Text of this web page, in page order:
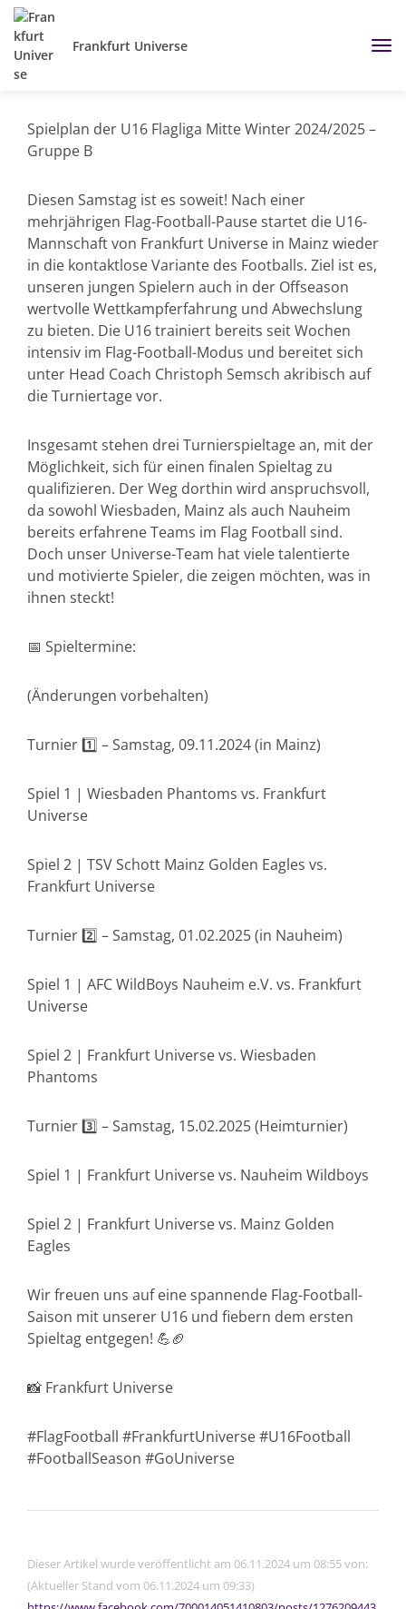
Frankfurt Universe
Spielplan der U16 Flagliga Mitte Winter 2024/2025 –
Gruppe B
Diesen Samstag ist es soweit! Nach einer
mehrjährigen Flag-Football-Pause startet die U16-
Mannschaft von Frankfurt Universe in Mainz wieder
in die kontaktlose Variante des Footballs. Ziel ist es,
unseren jungen Spielern auch in der Offseason
wertvolle Wettkampferfahrung und Abwechslung
zu bieten. Die U16 trainiert bereits seit Wochen
intensiv im Flag-Football-Modus und bereitet sich
unter Head Coach Christoph Semsch akribisch auf
die Turniertage vor.
Insgesamt stehen drei Turnierspieltage an, mit der
Möglichkeit, sich für einen finalen Spieltag zu
qualifizieren. Der Weg dorthin wird anspruchsvoll,
da sowohl Wiesbaden, Mainz als auch Nauheim
bereits erfahrene Teams im Flag Football sind.
Doch unser Universe-Team hat viele talentierte
und motivierte Spieler, die zeigen möchten, was in
ihnen steckt!
📅 Spieltermine:
(Änderungen vorbehalten)
Turnier 1️⃣ – Samstag, 09.11.2024 (in Mainz)
Spiel 1 | Wiesbaden Phantoms vs. Frankfurt
Universe
Spiel 2 | TSV Schott Mainz Golden Eagles vs.
Frankfurt Universe
Turnier 2️⃣ – Samstag, 01.02.2025 (in Nauheim)
Spiel 1 | AFC WildBoys Nauheim e.V. vs. Frankfurt
Universe
Spiel 2 | Frankfurt Universe vs. Wiesbaden
Phantoms
Turnier 3️⃣ – Samstag, 15.02.2025 (Heimturnier)
Spiel 1 | Frankfurt Universe vs. Nauheim Wildboys
Spiel 2 | Frankfurt Universe vs. Mainz Golden
Eagles
Wir freuen uns auf eine spannende Flag-Football-
Saison mit unserer U16 und fiebern dem ersten
Spieltag entgegen! 💪🏈
📸 Frankfurt Universe
#FlagFootball #FrankfurtUniverse #U16Football
#FootballSeason #GoUniverse
Dieser Artikel wurde veröffentlicht am 06.11.2024 um 08:55 von:
(Aktueller Stand vom 06.11.2024 um 09:33)